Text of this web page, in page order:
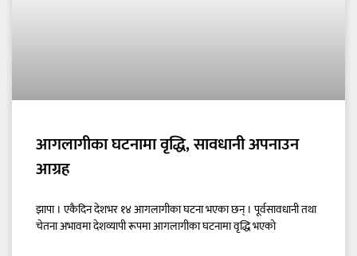
आगलागीका घटनामा वृद्धि, सावधानी अपनाउन
आग्रह
झापा । एकैदिन देशभर १४ आगलागीका घटना भएका छन् । पूर्वसावधानी तथा
चेतना अभावमा देशव्यापी रूपमा आगलागीका घटनामा वृद्धि भएको